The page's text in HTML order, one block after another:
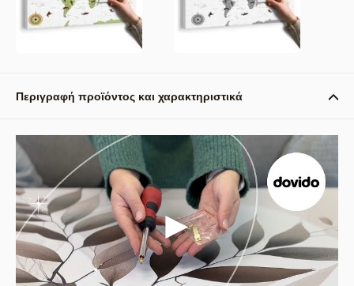
Περιγραφή προϊόντος και χαρακτηριστικά